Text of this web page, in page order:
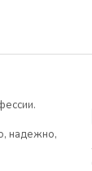
надежно,